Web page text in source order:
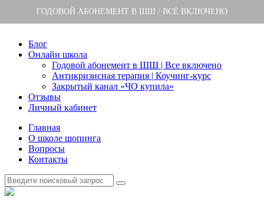
ГОДОВОЙ АБОНЕМЕНТ В ШШ / ВСЁ ВКЛЮЧЕНО
Блог
Онлайн школа
Годовой абонемент в ШШ | Все включено
Антикризисная терапия | Коучинг-курс
Закрытый канал «ЧО купила»
Отзывы
Личный кабинет
Главная
О школе шопинга
Вопросы
Контакты